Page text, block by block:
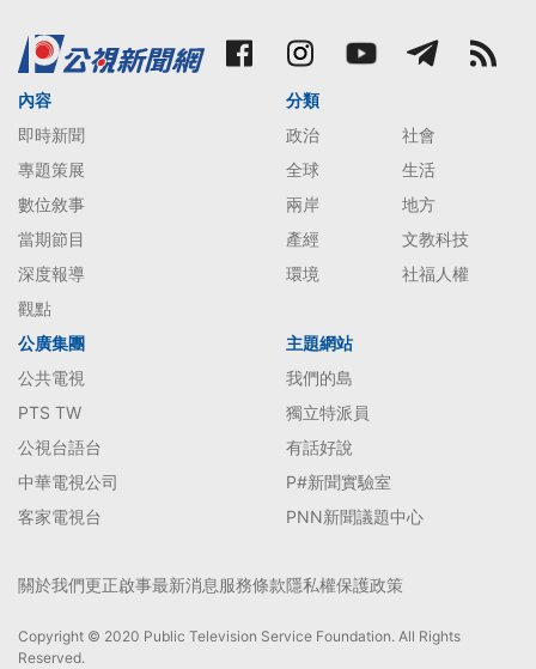
內容
即時新聞
專題策展
數位敘事
當期節目
深度報導
觀點
分類
政治
社會
全球
生活
兩岸
地方
產經
文教科技
環境
社福人權
公廣集團
公共電視
PTS TW
公視台語台
中華電視公司
客家電視台
主題網站
我們的島
獨立特派員
有話好說
P#新聞實驗室
PNN新聞議題中心
關於我們更正啟事最新消息服務條款隱私權保護政策
Copyright © 2020 Public Television Service Foundation. All Rights
Reserved.